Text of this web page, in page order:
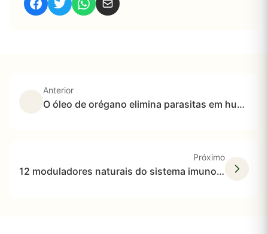
Anterior
O óleo de orégano elimina parasitas em humanos
Próximo
12 moduladores naturais do sistema imunológico